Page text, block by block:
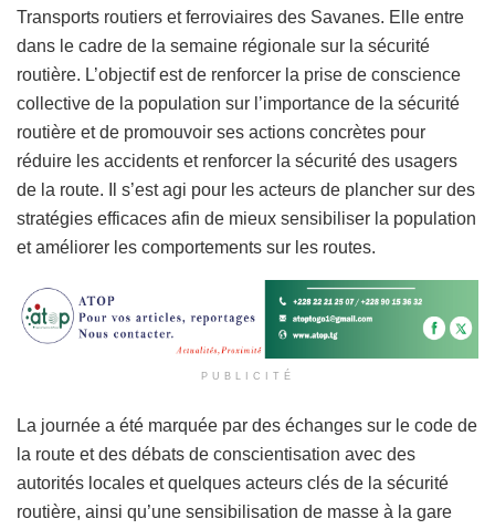
Transports routiers et ferroviaires des Savanes. Elle entre
dans le cadre de la semaine régionale sur la sécurité
routière. L’objectif est de renforcer la prise de conscience
collective de la population sur l’importance de la sécurité
routière et de promouvoir ses actions concrètes pour
réduire les accidents et renforcer la sécurité des usagers
de la route. Il s’est agi pour les acteurs de plancher sur des
stratégies efficaces afin de mieux sensibiliser la population
et améliorer les comportements sur les routes.
PUBLICITÉ
La journée a été marquée par des échanges sur le code de
la route et des débats de conscientisation avec des
autorités locales et quelques acteurs clés de la sécurité
routière, ainsi qu’une sensibilisation de masse à la gare